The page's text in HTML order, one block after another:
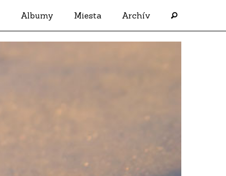
Albumy Miesta Archív